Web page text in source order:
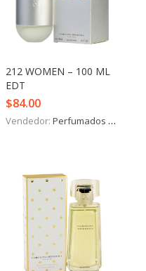
212 WOMEN – 100 ML
EDT
$84.00
Vendedor: Perfumados y más